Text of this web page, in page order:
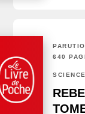
640